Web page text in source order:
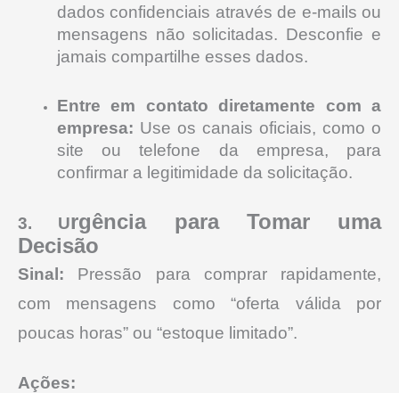
dados confidenciais através de e-mails ou
mensagens não solicitadas. Desconfie e
jamais compartilhe esses dados.
Entre em contato diretamente com a
empresa: Use os canais oficiais, como o
site ou telefone da empresa, para
confirmar a legitimidade da solicitação.
3. Urgência para Tomar uma
Decisão
Sinal: Pressão para comprar rapidamente,
com mensagens como “oferta válida por
poucas horas” ou “estoque limitado”.
Ações: